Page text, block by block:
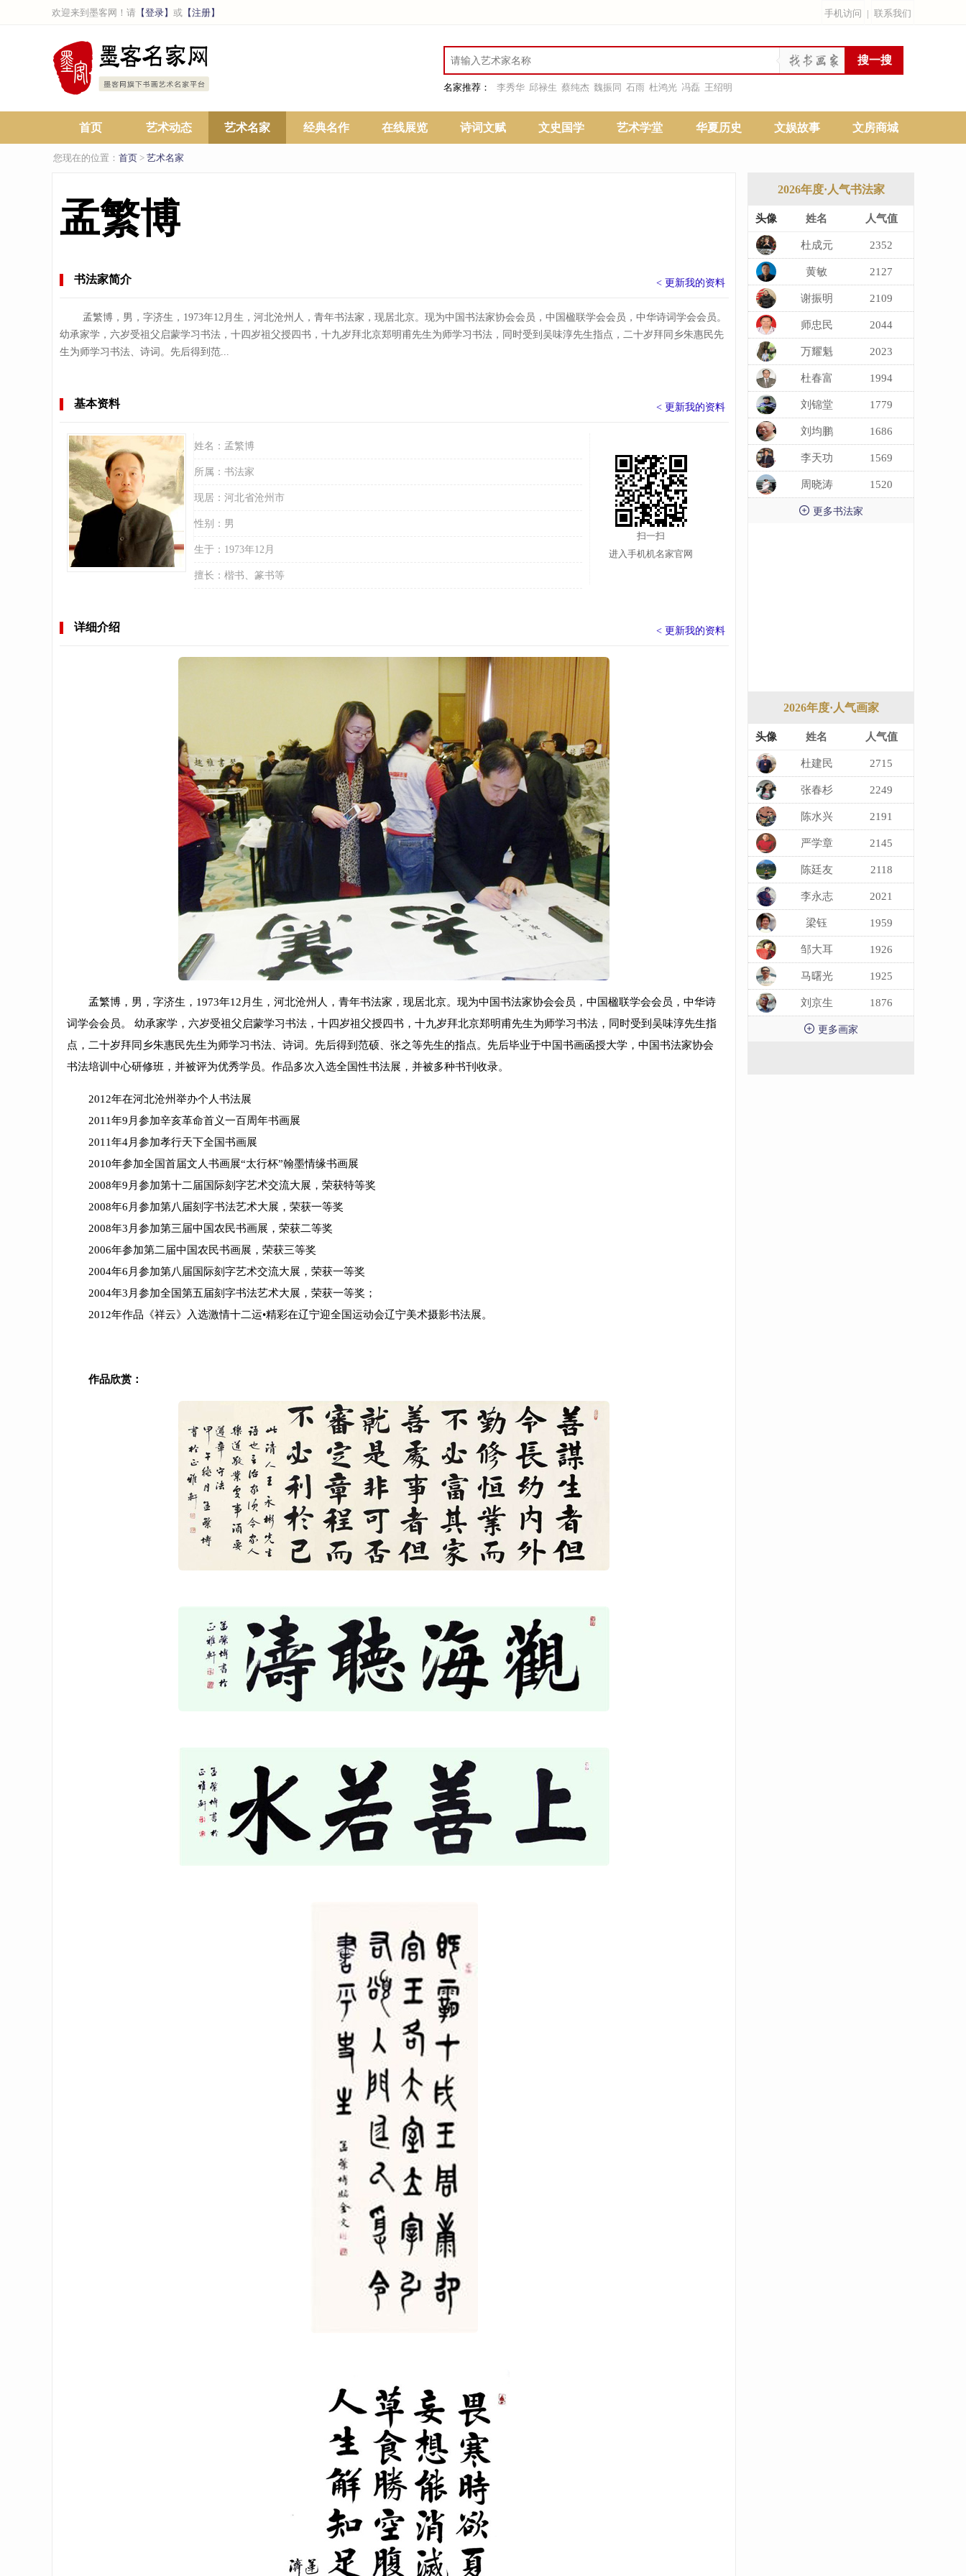
欢迎来到墨客网！请 【登录】 或 【注册】 手机访问 | 联系我们
名家推荐： 李秀华 邱禄生 蔡纯杰 魏振同 石雨 杜鸿光 冯磊 王绍明
首页 艺术动态 艺术名家 经典名作 在线展览 诗词文赋 文史国学 艺术学堂 华夏历史 文娱故事 文房商城
您现在的位置： 首页 > 艺术名家
孟繁博
书法家简介 < 更新我的资料
孟繁博，男，字济生，1973年12月生，河北沧州人，青年书法家，现居北京。现为中国书法家协会会员，中国楹联学会会员，中华诗词学会会员。
幼承家学，六岁受祖父启蒙学习书法，十四岁祖父授四书，十九岁拜北京郑明甫先生为师学习书法，同时受到吴味淳先生指点，二十岁拜同乡朱惠民先
生为师学习书法、诗词。先后得到范...
基本资料 < 更新我的资料
姓名： 孟繁博
所属： 书法家
现居： 河北省沧州市
性别： 男
生于： 1973年12月
擅长： 楷书、篆书等
扫一扫
进入手机机名家官网
详细介绍 < 更新我的资料
孟繁博，男，字济生，1973年12月生，河北沧州人，青年书法家，现居北京。现为中国书法家协会会员，中国楹联学会会员，中华诗
词学会会员。 幼承家学，六岁受祖父启蒙学习书法，十四岁祖父授四书，十九岁拜北京郑明甫先生为师学习书法，同时受到吴味淳先生指
点，二十岁拜同乡朱惠民先生为师学习书法、诗词。先后得到范硕、张之等先生的指点。先后毕业于中国书画函授大学，中国书法家协会
书法培训中心研修班，并被评为优秀学员。作品多次入选全国性书法展，并被多种书刊收录。
2012年在河北沧州举办个人书法展
2011年9月参加辛亥革命首义一百周年书画展
2011年4月参加孝行天下全国书画展
2010年参加全国首届文人书画展“太行杯”翰墨情缘书画展
2008年9月参加第十二届国际刻字艺术交流大展，荣获特等奖
2008年6月参加第八届刻字书法艺术大展，荣获一等奖
2008年3月参加第三届中国农民书画展，荣获二等奖
2006年参加第二届中国农民书画展，荣获三等奖
2004年6月参加第八届国际刻字艺术交流大展，荣获一等奖
2004年3月参加全国第五届刻字书法艺术大展，荣获一等奖；
2012年作品《祥云》入选激情十二运•精彩在辽宁迎全国运动会辽宁美术摄影书法展。
作品欣赏：
2026年度·人气书法家
头像 姓名 人气值
杜成元 2352
黄敏 2127
​谢振明 2109
师忠民 2044
万耀魁 2023
杜春富 1994
刘锦堂 1779
刘均鹏 1686
李天功 1569
周晓涛 1520
 更多书法家
2026年度·人气画家
头像 姓名 人气值
杜建民 2715
张春杉 2249
陈水兴 2191
严学章 2145
陈廷友 2118
李永志 2021
梁钰 1959
邹大耳 1926
马曙光 1925
刘京生 1876
 更多画家